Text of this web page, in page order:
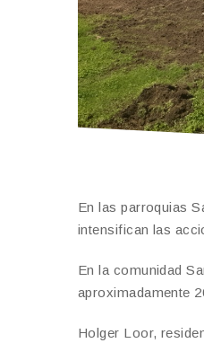
En las parroquias
intensifican las
En la comunidad
aproximadamente
Holger Loor,